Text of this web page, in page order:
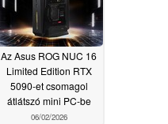
Az Asus ROG NUC 16
Limited Edition RTX
5090-et csomagol
átlátszó mini PC-be
06/02/2026